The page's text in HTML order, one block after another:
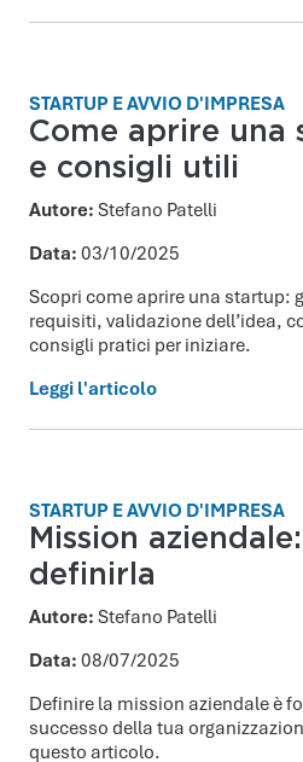
STARTUP E AVVIO D'IMPRESA
Come aprire una
e consigli utili
Autore: Stefano Patelli
Data: 03/10/2025
Scopri come aprire una startup:
requisiti, validazione dell’idea,
consigli pratici per iniziare.
Leggi l'articolo
STARTUP E AVVIO D'IMPRESA
Mission
definirla
Autore: Stefano Patelli
Data: 08/07/2025
Definire la mission aziendale è
successo della tua
questo articolo.